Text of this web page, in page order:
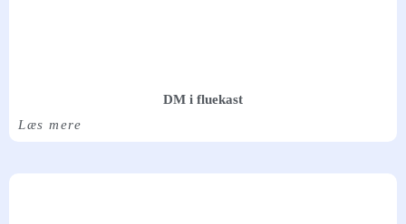
DM i fluekast
Læs mere